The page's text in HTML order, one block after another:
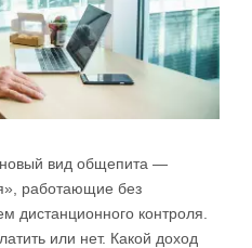
вид общепита —
работающие без
дистанционного контроля.
или нет. Какой доход